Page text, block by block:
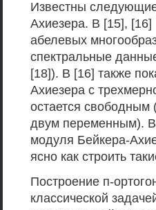
Известны
Ахиезера. В [15], [16]
абелевых
спектральные
[18]). В [16] также
Ахиезера с
остается
двум переменным).
модуля Бейкера-
ясно как строить
Построение п-
классической